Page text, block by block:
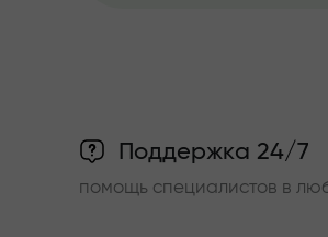
Поддержка 24/7
помощь специалистов в